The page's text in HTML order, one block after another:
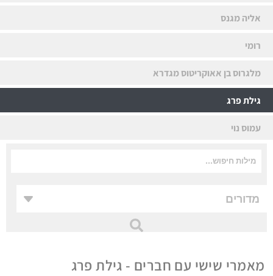
אליה מגנס
רומי
מלגרוס בן אאוקריטוס מגדרא
גילת פרג
עמוס נוי
מאמרי שישי עם חברים - גילת פרג